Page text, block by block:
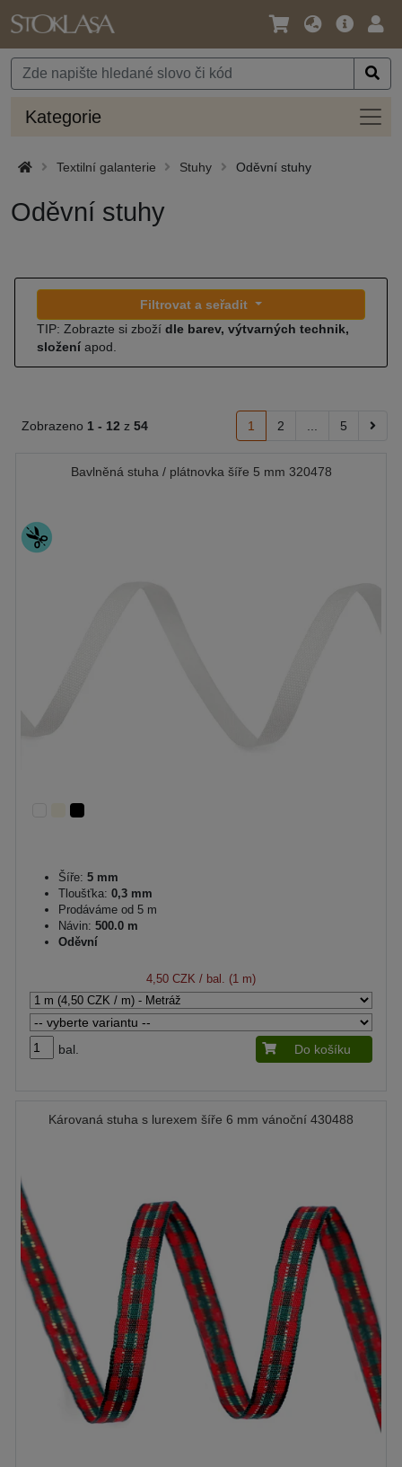
Jazyk
Měna
Hlavní
Kategorie
Textilní galanterie Stuhy Oděvní stuhy
Oděvní stuhy
Filtrovat a seřadit
TIP: Zobrazte si zboží dle barev, výtvarných technik,
složení apod.
Zobrazeno 1 - 12 z 54 1 2 5
Bavlněná stuha / plátnovka šíře 5 mm 320478
Šíře: 5 mm
Tloušťka: 0,3 mm
Prodáváme od 5 m
Návin: 500.0 m
Oděvní
4,50 CZK / bal. (1 m)
bal. Do košíku
Károvaná stuha s lurexem šíře 6 mm vánoční 430488